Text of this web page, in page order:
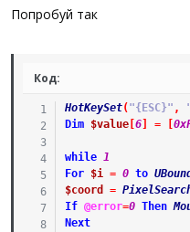
Попробуй так
Код:
HotKeySet( "{ESC}" ,
Dim
$value[ 6] =
while 1
For
$i = 0 to
$coord
=
If @error=0 Then
Next